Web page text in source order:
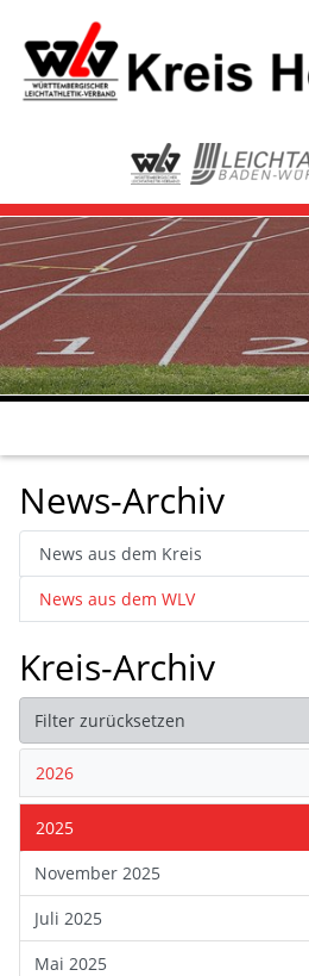
News-Archiv
News aus dem Kreis
News aus dem WLV
Kreis-Archiv
Filter zurücksetzen
2026
2025
November 2025
Juli 2025
Mai 2025